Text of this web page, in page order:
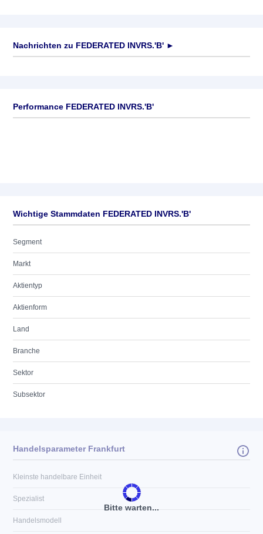
Nachrichten zu FEDERATED INVRS.'B' ►
Performance FEDERATED INVRS.'B'
Wichtige Stammdaten FEDERATED INVRS.'B'
Segment
Markt
Aktientyp
Aktienform
Land
Branche
Sektor
Subsektor
Bitte warten...
Handelsparameter Frankfurt
Kleinste handelbare Einheit
Spezialist
Handelsmodell